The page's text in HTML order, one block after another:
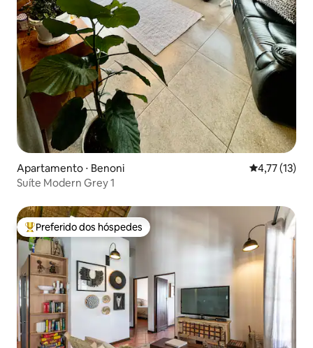
Apartamento ⋅ Benoni 4,77 de uma
4,77 (13)
Suíte Modern Grey 1
Entre os melhores preferidos dos hóspedes
Preferido dos hóspedes